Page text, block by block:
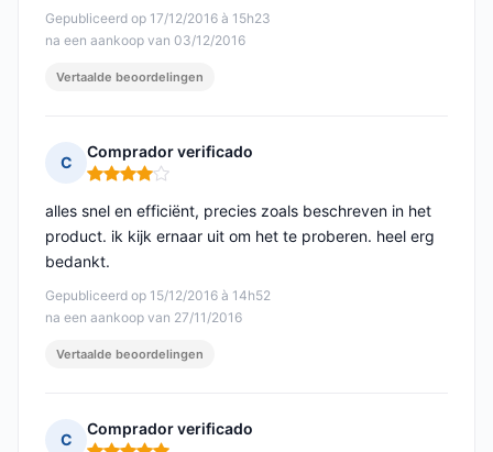
Gepubliceerd op 17/12/2016 à 15h23
na een aankoop van 03/12/2016
Vertaalde beoordelingen
C
Comprador verificado
Opmerking: 4 van 5
Gepubliceerd op 15/12/2016 à 14h52
na een aankoop van 27/11/2016
alles snel en efficiënt, precies zoals beschreven in het
product. ik kijk ernaar uit om het te proberen. heel erg
bedankt.
Vertaalde beoordelingen
C
Comprador verificado